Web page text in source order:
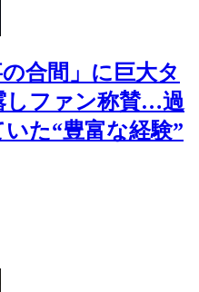
合間」に巨大タ
しファン称賛…過
た“豊富な経験”